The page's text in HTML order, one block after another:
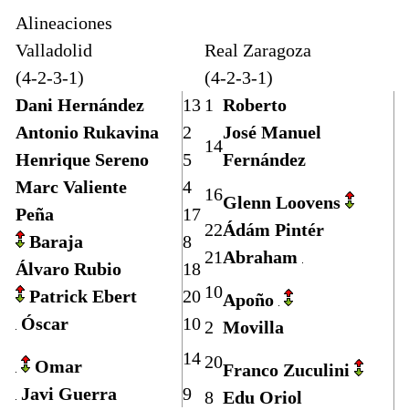
Alineaciones
Valladolid
(4-2-3-1)
Dani Hernández
13
Antonio Rukavina
2
Henrique Sereno
5
Marc Valiente
4
Peña
17
Baraja
8
Álvaro Rubio
18
Patrick Ebert
20
Óscar
10
Omar
14
Javi Guerra
9
Real Zaragoza
(4-2-3-1)
1 Roberto
14
José Manuel
Fernández
16Glenn Loovens
22Ádám Pintér
21Abraham
10Apoño
2 Movilla
20Franco Zuculini
8 Edu Oriol